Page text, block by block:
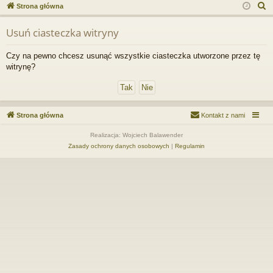
j
…
uj
ę
es
j
Strona główna
z
Usuń ciasteczka witryny
Czy na pewno chcesz usunąć wszystkie ciasteczka utworzone przez tę
witrynę?
Strona główna Kontakt z nami
Realizacja: Wojciech Balawender
Zasady ochrony danych osobowych | Regulamin